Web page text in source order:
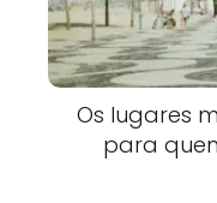
Os lugares
para